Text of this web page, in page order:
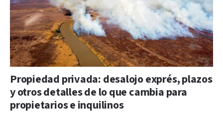
Propiedad privada: desalojo exprés, plazos
y otros detalles de lo que cambia para
propietarios e inquilinos